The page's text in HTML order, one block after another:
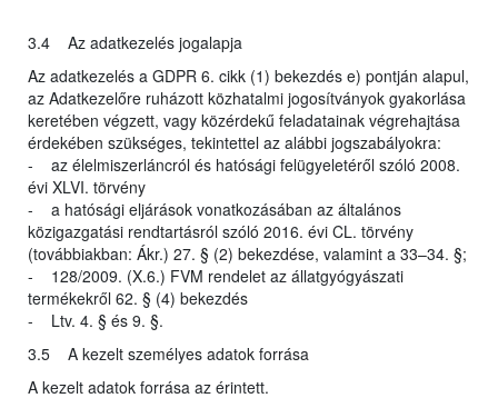
3.4 Az adatkezelés jogalapja
Az adatkezelés a GDPR 6. cikk (1) bekezdés e) pontján alapul,
az Adatkezelőre ruházott közhatalmi jogosítványok gyakorlása
keretében végzett, vagy közérdekű feladatainak végrehajtása
érdekében szükséges, tekintettel az alábbi jogszabályokra:
- az élelmiszerláncról és hatósági felügyeletéről szóló 2008.
évi XLVI. törvény
- a hatósági eljárások vonatkozásában az általános
közigazgatási rendtartásról szóló 2016. évi CL. törvény
(továbbiakban: Ákr.) 27. § (2) bekezdése, valamint a 33–34. §;
- 128/2009. (X.6.) FVM rendelet az állatgyógyászati
termékekről 62. § (4) bekezdés
- Ltv. 4. § és 9. §.
3.5 A kezelt személyes adatok forrása
A kezelt adatok forrása az érintett.